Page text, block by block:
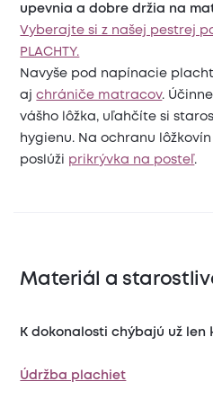
upevnia a dobre držia na
Vyberajte si z našej pestrej
PLACHTY.
Navyše pod napínacie
ajchrániče matracov.
vášho lôžka, uľahčíte si
hygienu. Na ochranu
poslúži
prikrývka na posteľ .
Materiál a
K dokonalosti chýbajú už len
Údržba plachiet